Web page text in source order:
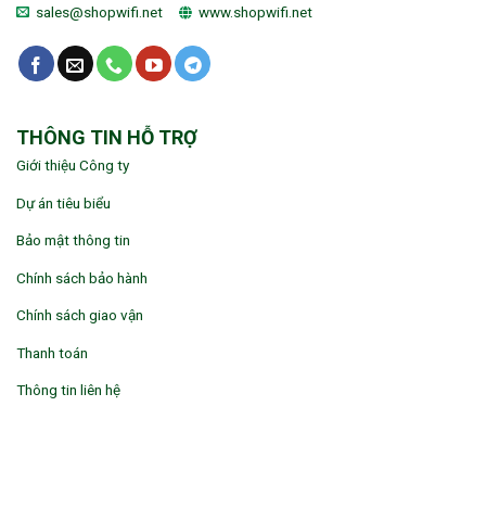
sales@shopwifi.net www.shopwifi.net
THÔNG TIN HỖ TRỢ
Giới thiệu Công ty
Dự án tiêu biểu
Bảo mật thông tin
Chính sách bảo hành
Chính sách giao vận
Thanh toán
Thông tin liên hệ